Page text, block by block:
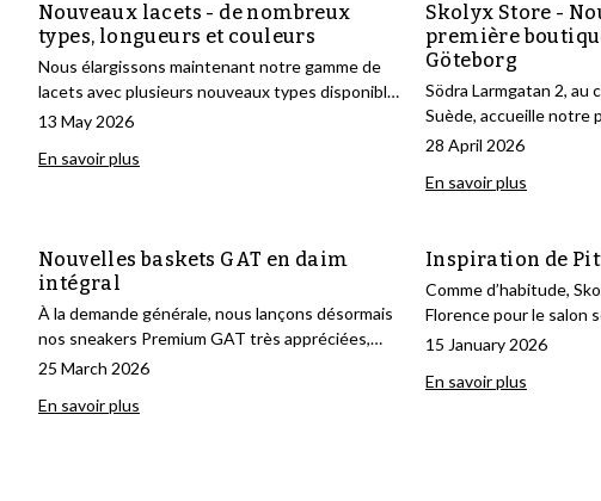
Nouveaux lacets - de nombreux
types, longueurs et couleurs
Nous élargissons maintenant notre gamme de
lacets avec plusieurs nouveaux types disponibles
en quatre longueurs et six couleurs.
13 May 2026
En savoir plus
Skolyx Store -
première
Göteborg
Södra Larmgatan 2,
Suède, accueille notre
physique.
28 April 2026
En savoir plus
Nouvelles baskets GAT en daim
intégral
À la demande générale, nous lançons désormais
nos sneakers Premium GAT très appréciées,
entièrement réalisées en daim de veau. Daim
foncé sont les trois options proposées ici.
25 March 2026
En savoir plus
Inspiration de
Comme d’habitude,
Florence pour le salon
masculine Pitti Uomo,
de trouver l’inspiration
visiteurs du salon et
Voici une série de
15 January 2026
En savoir plus